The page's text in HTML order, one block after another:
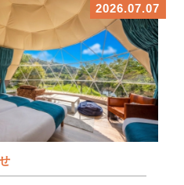
2026.07.07